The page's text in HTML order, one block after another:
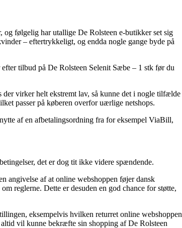
følgelig har utallige De Rolsteen e-butikker set sig
– eftertrykkeligt, og endda nogle gange byde på
tilbud på De Rolsteen Selenit Sæbe – 1 stk før du
der virker helt ekstremt lav, så kunne det i nogle tilfælde
passer på køberen overfor uærlige netshops.
af en afbetalingsordning fra for eksempel ViaBill,
det er dog tit ikke videre spændende.
angivelse af at online webshoppen føjer dansk
reglerne. Dette er desuden en god chance for støtte,
eksempelvis hvilken returret online webshoppen
altid vil kunne bekræfte sin shopping af De Rolsteen